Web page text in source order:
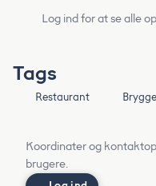
Log ind for at se alle
Tags
Restaurant
Koordinater og
brugere.